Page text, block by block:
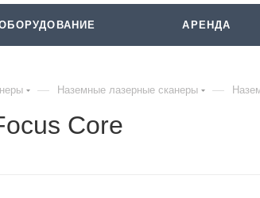
АРЕНДА
— Наземные лазерные сканеры —
Core